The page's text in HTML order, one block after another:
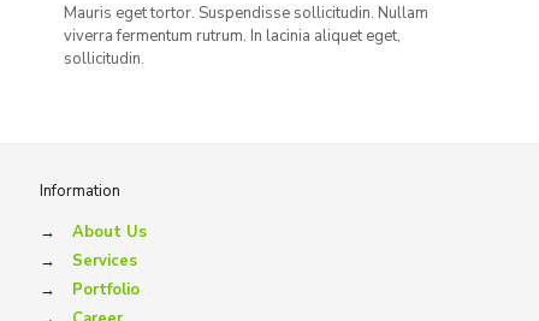
Mauris eget tortor. Suspendisse sollicitudin. Nullam
viverra fermentum rutrum. In lacinia aliquet eget,
sollicitudin.
Information
→
About Us
→
Services
→
Portfolio